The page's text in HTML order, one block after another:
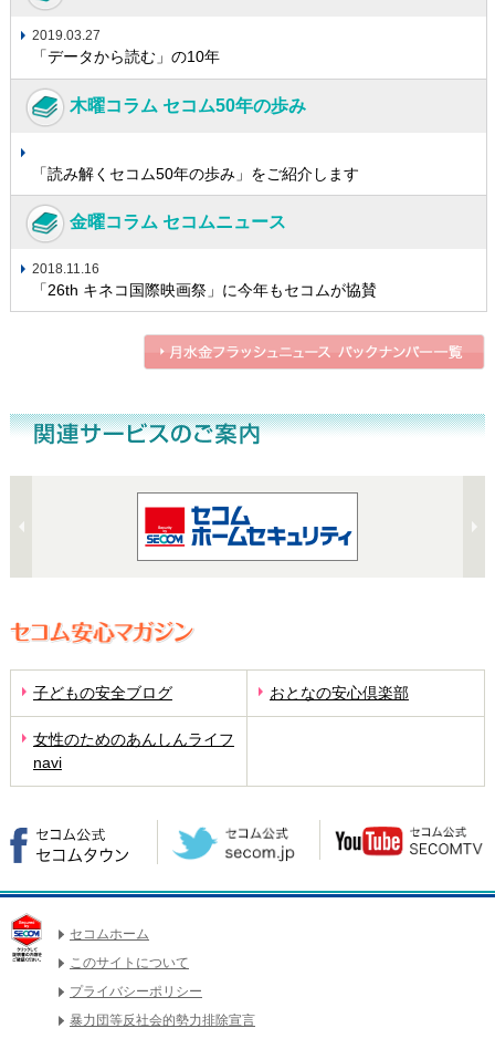
2019.03.27
「データから読む」の10年
木曜コラム セコム50年の歩み
「読み解くセコム50年の歩み」をご紹介します
金曜コラム セコムニュース
2018.11.16
「26th キネコ国際映画祭」に今年もセコムが協賛
子どもの安全ブログ おとなの安心倶楽部
女性のためのあんしんライフ
navi
セコムホーム
このサイトについて
プライバシーポリシー
暴力団等反社会的勢力排除宣言